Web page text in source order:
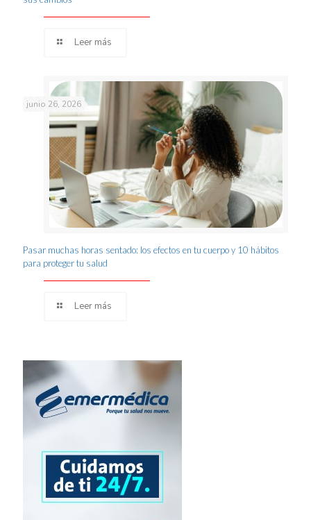
Leer más
junio 26, 2026
Pasar muchas horas sentado: los efectos en tu cuerpo y 10 hábitos
para proteger tu salud
Leer más